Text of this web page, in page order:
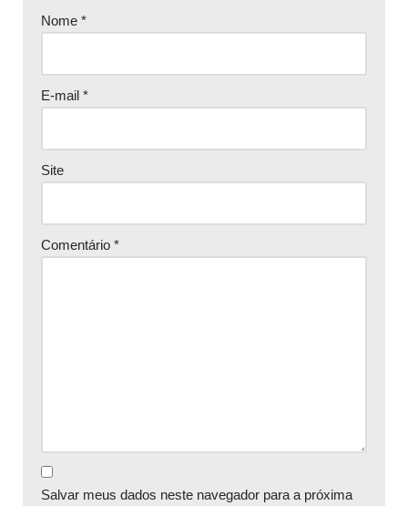
Nome *
E-mail *
Site
Comentário *
Salvar meus dados neste navegador para a próxima